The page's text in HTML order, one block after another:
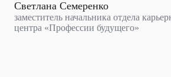
Светлана Семеренко
заместитель начальника отдела
центра «Профессии будущего»